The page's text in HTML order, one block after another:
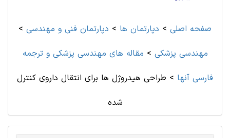
صفحه اصلی > دپارتمان ها > دپارتمان فنی و مهندسی >
مهندسی پزشکی > مقاله های مهندسی پزشکی و ترجمه
فارسی آنها > طراحی هیدروژل ها برای انتقال داروی کنترل
شده